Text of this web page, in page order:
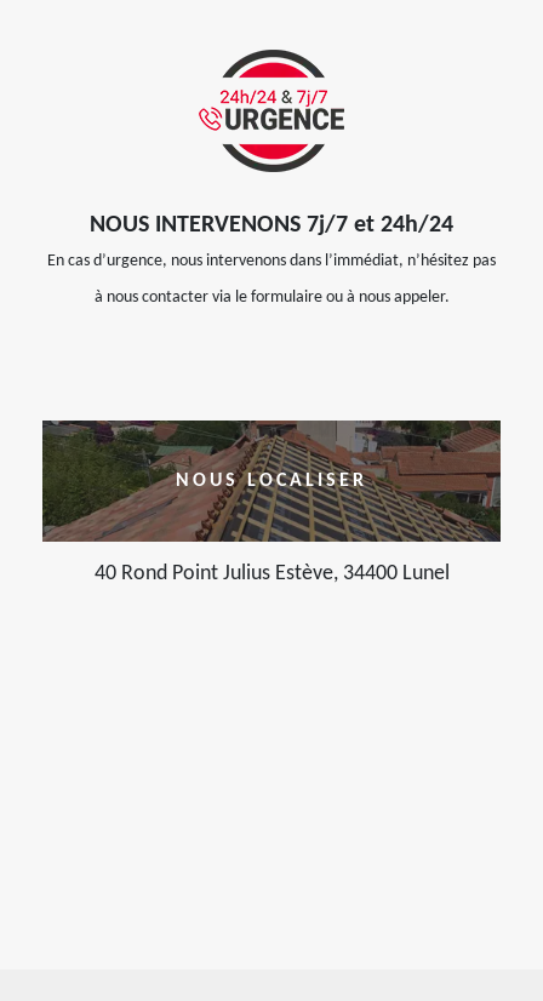
NOUS INTERVENONS 7j/7 et 24h/24
En cas d’urgence, nous intervenons dans l’immédiat, n’hésitez pas
à nous contacter via le formulaire ou à nous appeler.
NOUS LOCALISER
40 Rond Point Julius Estève, 34400 Lunel